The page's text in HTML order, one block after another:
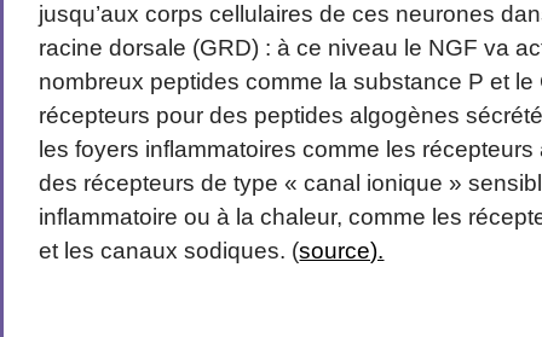
jusqu’aux corps cellulaires de ces neurones
racine dorsale (GRD) : à ce niveau le NGF va
nombreux peptides comme la substance P et
récepteurs pour des peptides algogènes
les foyers inflammatoires comme les
des récepteurs de type « canal ionique »
inflammatoire ou à la chaleur, comme les
et les canaux sodiques. (source).